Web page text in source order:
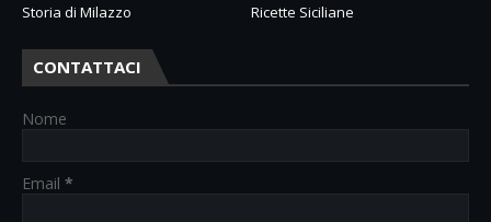
Storia di Milazzo
Ricette Siciliane
CONTATTACI
Nome
Email *